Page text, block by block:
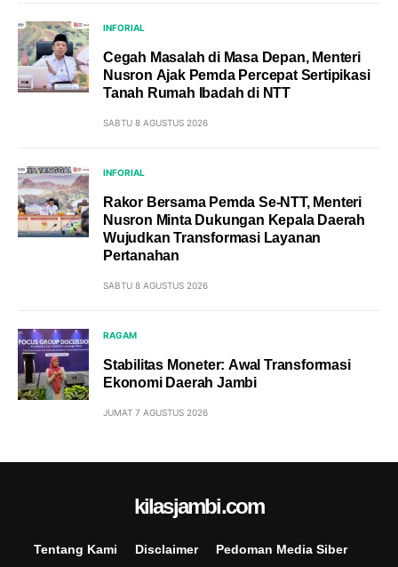
INFORIAL
Cegah Masalah di Masa Depan, Menteri
Nusron Ajak Pemda Percepat Sertipikasi
Tanah Rumah Ibadah di NTT
SABTU 8 AGUSTUS 2026
INFORIAL
Rakor Bersama Pemda Se-NTT, Menteri
Nusron Minta Dukungan Kepala Daerah
Wujudkan Transformasi Layanan
Pertanahan
SABTU 8 AGUSTUS 2026
RAGAM
Stabilitas Moneter: Awal Transformasi
Ekonomi Daerah Jambi
JUMAT 7 AGUSTUS 2026
kilasjambi.com
Tentang Kami Disclaimer Pedoman Media Siber